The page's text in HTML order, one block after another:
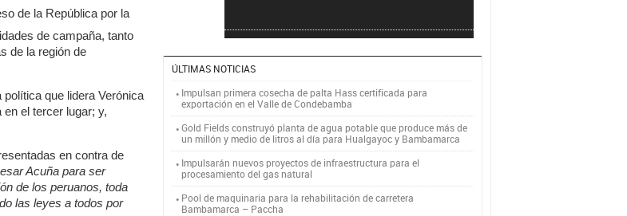
de la República por la
de campaña, tanto
de la región de
que lidera Verónica
el tercer lugar; y,
en contra de
Acuña para ser
de los peruanos, toda
las leyes a todos por
ÚLTIMAS NOTICIAS
Impulsan primera cosecha de palta Hass certificada para
exportación en el Valle de Condebamba
Gold Fields construyó planta de agua potable que produce más de
un millón y medio de litros al día para Hualgayoc y Bambamarca
Impulsarán nuevos proyectos de infraestructura para el
procesamiento del gas natural
Pool de maquinaria para la rehabilitación de carretera
Bambamarca – Paccha